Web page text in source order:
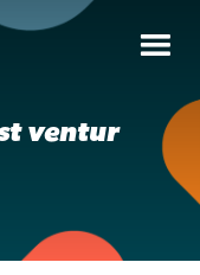
ventur